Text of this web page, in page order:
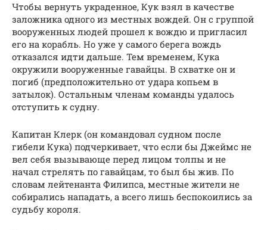
Чтобы вернуть украденное, Кук взял в качестве
заложника одного из местных вождей. Он с группой
вооруженных людей прошел к вождю и пригласил
его на корабль. Но уже у самого берега вождь
отказался идти дальше. Тем временем, Кука
окружили вооруженные гавайцы. В схватке он и
погиб (предположительно от удара копьем в
затылок). Остальным членам команды удалось
отступить к судну.
Капитан Клерк (он командовал судном после
гибели Кука) подчеркивает, что если бы Джеймс не
вел себя вызывающе перед лицом толпы и не
начал стрелять по гавайцам, то был бы жив. По
словам лейтенанта Филипса, местные жители не
собирались нападать, а всего лишь беспокоились за
судьбу короля.